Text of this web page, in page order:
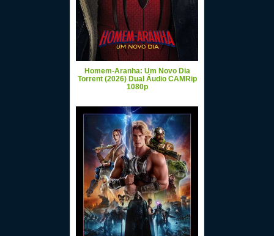
Homem-Aranha: Um Novo Dia
Torrent (2026) Dual Áudio CAMRip
1080p